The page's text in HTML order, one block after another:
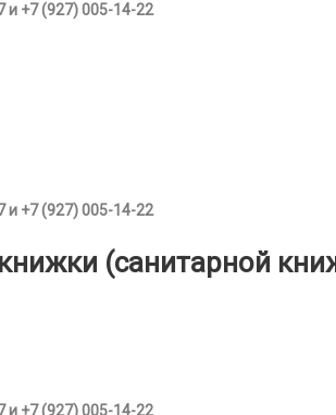
и +7 (927) 005-14-22
и +7 (927) 005-14-22
(санитарной
и +7 (927) 005-14-22